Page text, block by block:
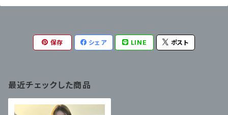
保存 シェア LINE ポスト
最近チェックした商品